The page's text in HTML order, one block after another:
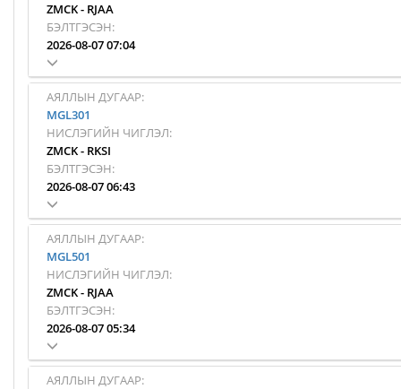
ZMCK- RJAA
БЭЛТГЭСЭН:
2026-08-07 07:04
АЯЛЛЫН ДУГААР:
MGL301
НИСЛЭГИЙН ЧИГЛЭЛ:
ZMCK- RKSI
БЭЛТГЭСЭН:
2026-08-07 06:43
АЯЛЛЫН ДУГААР:
MGL501
НИСЛЭГИЙН ЧИГЛЭЛ:
ZMCK- RJAA
БЭЛТГЭСЭН:
2026-08-07 05:34
АЯЛЛЫН ДУГААР: